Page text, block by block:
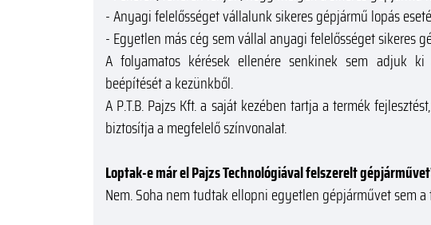
- Anyagi felelősséget vállalunk sikeres gépjármű lopás
- Egyetlen más cég sem vállal anyagi felelősséget sikeres
A folyamatos kérések ellenére senkinek sem adjuk ki
beépítését a kezünkből.
A P.T.B. Pajzs Kft. a saját kezében tartja a termék
biztosítja a megfelelő színvonalat.
Loptak-e már el Pajzs Technológiával felszerelt
Nem. Soha nem tudtak ellopni egyetlen gépjárművet sem